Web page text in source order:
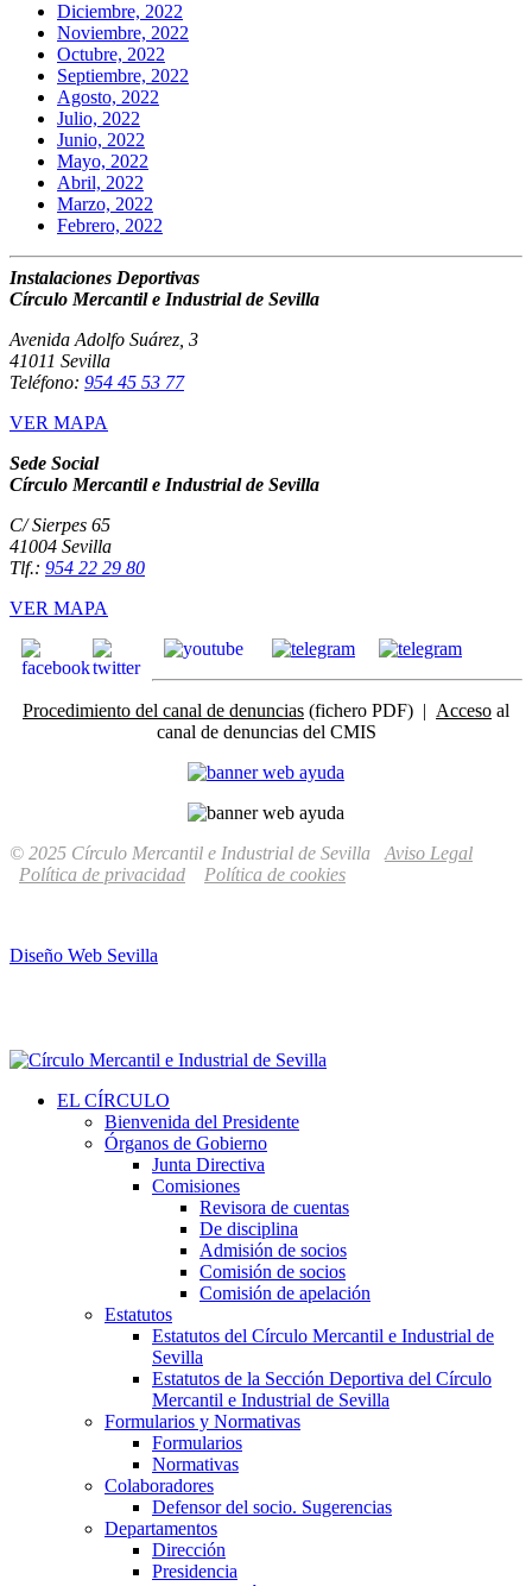
Diciembre, 2022
Noviembre, 2022
Octubre, 2022
Septiembre, 2022
Agosto, 2022
Julio, 2022
Junio, 2022
Mayo, 2022
Abril, 2022
Marzo, 2022
Febrero, 2022
Instalaciones Deportivas
Círculo Mercantil e Industrial de Sevilla
Avenida Adolfo Suárez, 3
41011 Sevilla
Teléfono: 954 45 53 77
VER MAPA
Sede Social
Círculo Mercantil e Industrial de Sevilla
C/ Sierpes 65
41004 Sevilla
Tlf.: 954 22 29 80
VER MAPA
Procedimiento del canal de denuncias (fichero PDF) | Acceso al
canal de denuncias del CMIS
© 2025 Círculo Mercantil e Industrial de Sevilla Aviso Legal
Política de privacidad
Política de cookies
Diseño Web Sevilla
EL CÍRCULO
Bienvenida del Presidente
Órganos de Gobierno
Junta Directiva
Comisiones
Revisora de cuentas
De disciplina
Admisión de socios
Comisión de socios
Comisión de apelación
Estatutos
Estatutos del Círculo Mercantil e Industrial de
Sevilla
Estatutos de la Sección Deportiva del Círculo
Mercantil e Industrial de Sevilla
Formularios y Normativas
Formularios
Normativas
Colaboradores
Defensor del socio. Sugerencias
Departamentos
Dirección
Presidencia